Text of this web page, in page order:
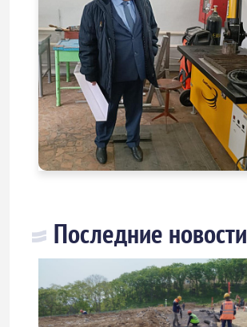
Последние новости